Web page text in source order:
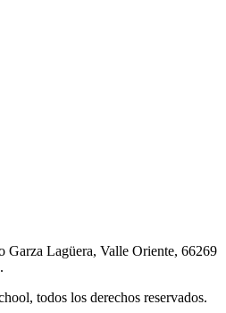
Garza Lagüera, Valle Oriente, 66269
todos los derechos reservados.